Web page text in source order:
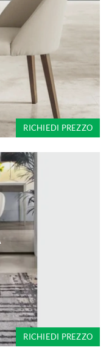
RICHIEDI PREZZO
RICHIEDI PREZZO